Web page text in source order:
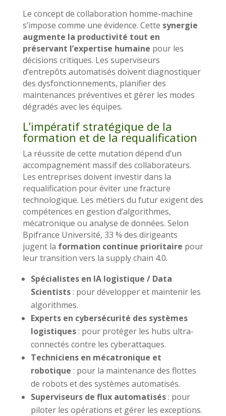
Le concept de collaboration homme-machine
s’impose comme une évidence. Cette synergie
augmente la productivité tout en
préservant l’expertise humaine pour les
décisions critiques. Les superviseurs
d’entrepôts automatisés doivent diagnostiquer
des dysfonctionnements, planifier des
maintenances préventives et gérer les modes
dégradés avec les équipes.
L’impératif stratégique de la
formation et de la requalification
La réussite de cette mutation dépend d’un
accompagnement massif des collaborateurs.
Les entreprises doivent investir dans la
requalification pour éviter une fracture
technologique. Les métiers du futur exigent des
compétences en gestion d’algorithmes,
mécatronique ou analyse de données. Selon
Bpifrance Université, 33 % des dirigeants
jugent la formation continue prioritaire pour
leur transition vers la supply chain 4.0.
Spécialistes en IA logistique / Data
Scientists: pour développer et maintenir les
algorithmes.
Experts en cybersécurité des systèmes
logistiques: pour protéger les hubs ultra-
connectés contre les cyberattaques.
Techniciens en mécatronique et
robotique : pour la maintenance des flottes
de robots et des systèmes automatisés.
Superviseurs de flux automatisés: pour
piloter les opérations et gérer les exceptions.